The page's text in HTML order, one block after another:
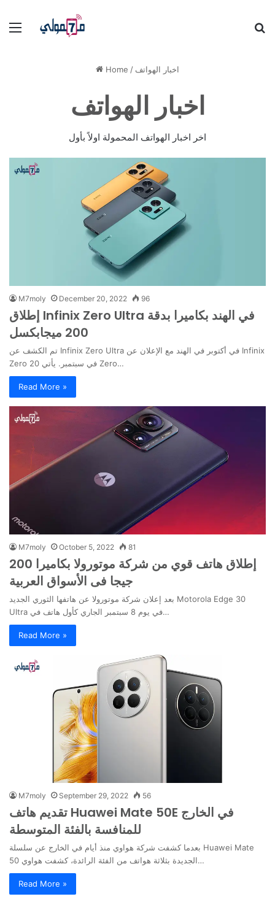
Menu
Home / اخبار الهواتف
اخبار الهواتف
اخر اخبار الهواتف المحمولة اولاً بأول
M7moly December 20, 2022 96
إطلاق Infinix Zero Ultra في الهند بكاميرا بدقة
200 ميجابكسل
تم الكشف عن Infinix Zero Ultra في أكتوبر في الهند مع الإعلان عن Infinix
Zero 20 في سبتمبر. يأتي Zero…
Read More »
M7moly October 5, 2022 81
إطلاق هاتف قوي من شركة موتورولا بكاميرا 200
جيجا فى الأسواق العربية
بعد إعلان شركة موتورولا عن هاتفها الثوري الجديد Motorola Edge 30
Ultra في يوم 8 سبتمبر الجاري كأول هاتف في…
Read More »
M7moly September 29, 2022 56
تقديم هاتف Huawei Mate 50E في الخارج
للمنافسة بالفئة المتوسطة
بعدما كشفت شركة هواوي منذ أيام في الخارج عن سلسلة Huawei Mate
50 الجديدة بثلاثة هواتف من الفئة الرائدة، كشفت هواوي…
Read More »